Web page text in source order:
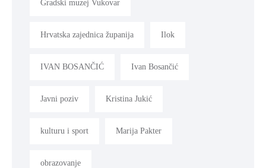
Gradski muzej Vukovar
Hrvatska zajednica županija Ilok
IVAN BOSANČIĆ Ivan Bosančić
Javni poziv Kristina Jukić
kulturu i sport Marija Pakter
obrazovanje